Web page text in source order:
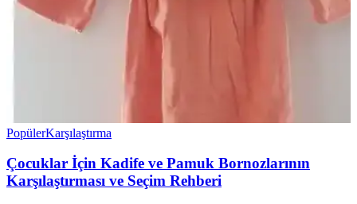
PopülerKarşılaştırma
Çocuklar İçin Kadife ve Pamuk Bornozlarının
Karşılaştırması ve Seçim Rehberi